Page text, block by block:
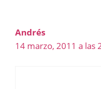
Andrés
14 marzo, 2011 a las